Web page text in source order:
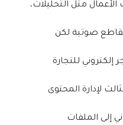
مثل التحليلات،
صوتية لكن
إلكتروني للتجارة
لإدارة المحتوى
إلى الملفات